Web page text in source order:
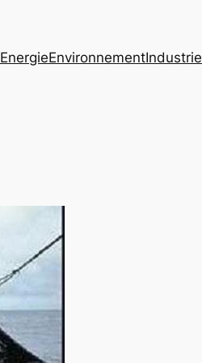
EnergieEnvironnementIndustrie